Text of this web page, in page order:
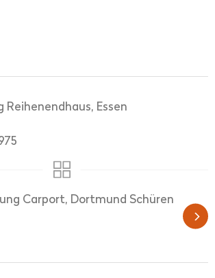
Reihenendhaus, Essen
Carport, Dortmund Schüren